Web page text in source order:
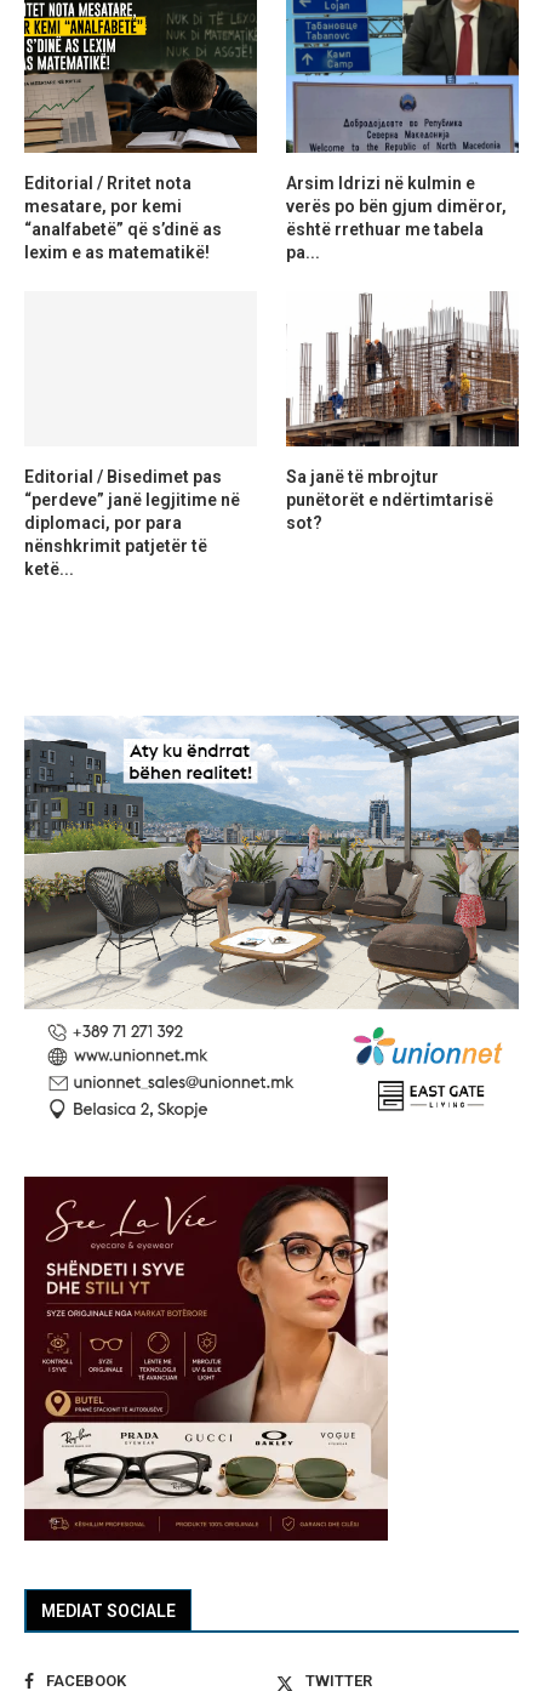
MEDIAT SOCIALE
FACEBOOK
TWITTER
Editorial / Rritet nota
mesatare, por kemi
“analfabetë” që s’dinë as
lexim e as matematikë!
Arsim Idrizi në kulmin e
verës po bën gjum dimëror,
është rrethuar me tabela
pa...
Editorial / Bisedimet pas
“perdeve” janë legjitime në
diplomaci, por para
nënshkrimit patjetër të
ketë...
Sa janë të mbrojtur
punëtorët e ndërtimtarisë
sot?